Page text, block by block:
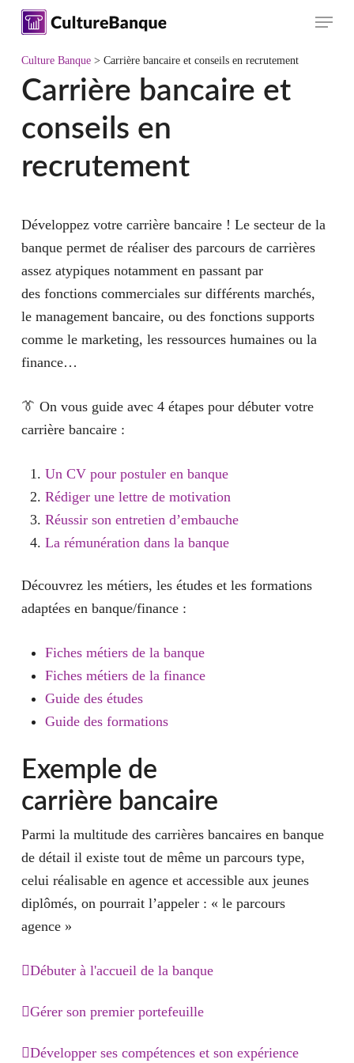
Skip
main
content
Menu
Culture Banque> Carrière bancaire et conseils en recrutement
Carrière bancaire et
conseils en
recrutement
Développez votre carrière bancaire ! Le secteur de la
banque permet de réaliser des parcours de carrières
assez atypiques notamment en passant par
des fonctions commerciales sur différents marchés,
le management bancaire, ou des fonctions supports
comme le marketing, les ressources humaines ou la
finance…
👔 On vous guide avec 4 étapes pour débuter votre
carrière bancaire :
Un CV pour postuler en banque
Rédiger une lettre de motivation
Réussir son entretien d’embauche
La rémunération dans la banque
Découvrez les métiers, les études et les formations
adaptées en banque/finance :
Fiches métiers de la banque
Fiches métiers de la finance
Guide des études
Guide des formations
Exemple de
carrière bancaire
Parmi la multitude des carrières bancaires en banque
de détail il existe tout de même un parcours type,
celui réalisable en agence et accessible aux jeunes
diplômés, on pourrait l’appeler : « le parcours
agence »
Débuter à l'accueil de la banque
Les banques recrutent leur personnel à partir de
commercial à l’accueil. Cette première étape est
Gérer son premier portefeuille
Le métier de conseiller financier est plus
Développer ses compétences et son expérience